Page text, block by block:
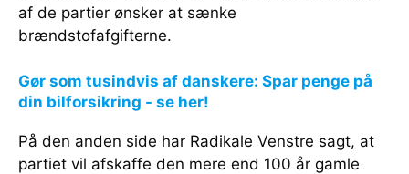
af de partier ønsker at sænke
brændstofafgifterne.
Gør som tusindvis af danskere: Spar penge på
din bilforsikring - se her!
På den anden side har Radikale Venstre sagt, at
partiet vil afskaffe den mere end 100 år gamle